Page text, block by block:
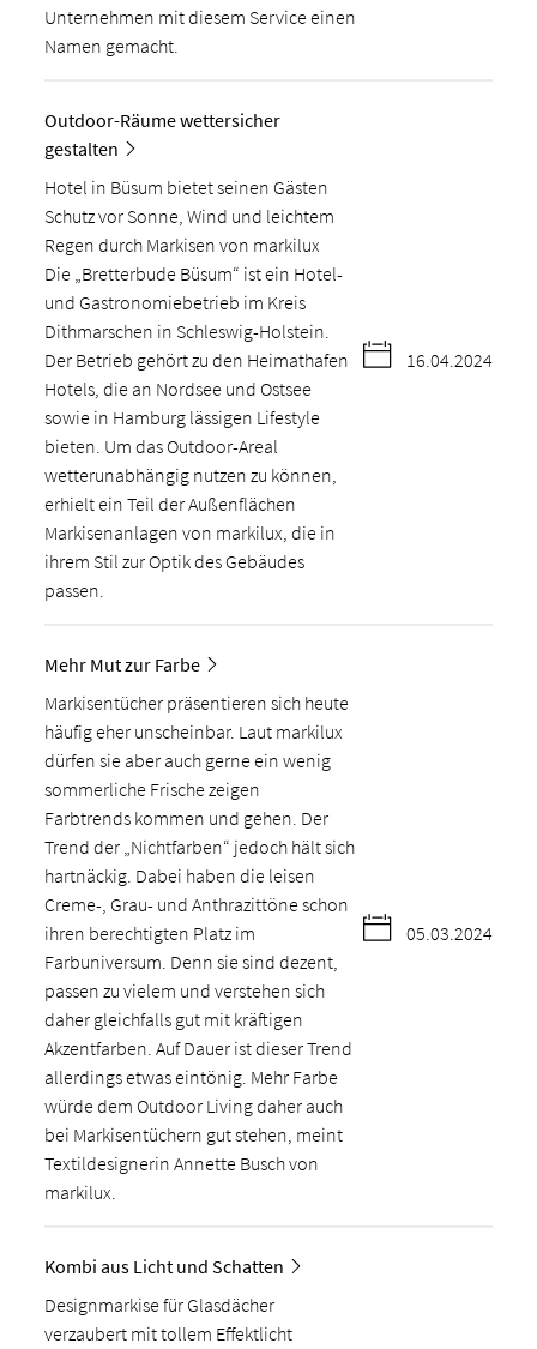
Unternehmen mit diesem Service einen
Namen gemacht.
Outdoor-Räume wettersicher
gestalten
Hotel in Büsum bietet seinen Gästen
Schutz vor Sonne, Wind und leichtem
Regen durch Markisen von markilux
Die „Bretterbude Büsum“ ist ein Hotel-
und Gastronomiebetrieb im Kreis
Dithmarschen in Schleswig-Holstein.
Der Betrieb gehört zu den Heimathafen
Hotels, die an Nordsee und Ostsee
sowie in Hamburg lässigen Lifestyle
bieten. Um das Outdoor-Areal
wetterunabhängig nutzen zu können,
erhielt ein Teil der Außenflächen
Markisenanlagen von markilux, die in
ihrem Stil zur Optik des Gebäudes
passen.
16.04.2024
Mehr Mut zur Farbe
Markisentücher präsentieren sich heute
häufig eher unscheinbar. Laut markilux
dürfen sie aber auch gerne ein wenig
sommerliche Frische zeigen
Farbtrends kommen und gehen. Der
Trend der „Nichtfarben“ jedoch hält sich
hartnäckig. Dabei haben die leisen
Creme-, Grau- und Anthrazittöne schon
ihren berechtigten Platz im
Farbuniversum. Denn sie sind dezent,
passen zu vielem und verstehen sich
daher gleichfalls gut mit kräftigen
Akzentfarben. Auf Dauer ist dieser Trend
allerdings etwas eintönig. Mehr Farbe
würde dem Outdoor Living daher auch
bei Markisentüchern gut stehen, meint
Textildesignerin Annette Busch von
markilux.
05.03.2024
Kombi aus Licht und Schatten
Designmarkise für Glasdächer
verzaubert mit tollem Effektlicht